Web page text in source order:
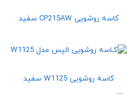
کاسه روشویی CP215AW سفید
کاسه روشویی W1125 سفید